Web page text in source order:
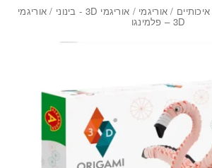
/ אוריגמי / אוריגמי 3D - בינוני / אוריגמי
3D – פלמינגו